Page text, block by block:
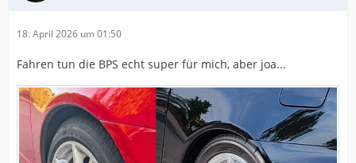
18. April 2026 um 01:50
Fahren tun die BPS echt super für mich, aber joa...